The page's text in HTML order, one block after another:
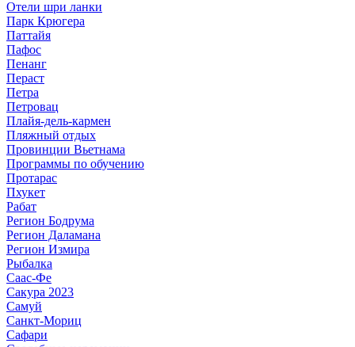
Отели шри ланки
Парк Крюгера
Паттайя
Пафос
Пенанг
Пераст
Петра
Петровац
Плайя-дель-кармен
Пляжный отдых
Провинции Вьетнама
Программы по обучению
Протарас
Пхукет
Рабат
Регион Бодрума
Регион Даламана
Регион Измира
Рыбалка
Саас-Фе
Сакура 2023
Самуй
Санкт-Мориц
Сафари